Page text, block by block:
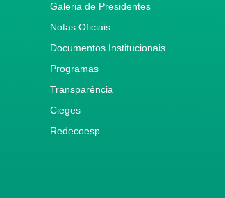
Galeria de Presidentes
Notas Oficiais
Documentos Institucionais
Programas
Transparência
Cieges
Redecoesp